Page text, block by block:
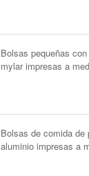
Bolsas pequeñas
mylar impresas a
Bolsas de comida de
aluminio impresas a